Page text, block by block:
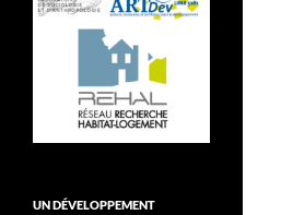
UN DÉVELOPPEMENT